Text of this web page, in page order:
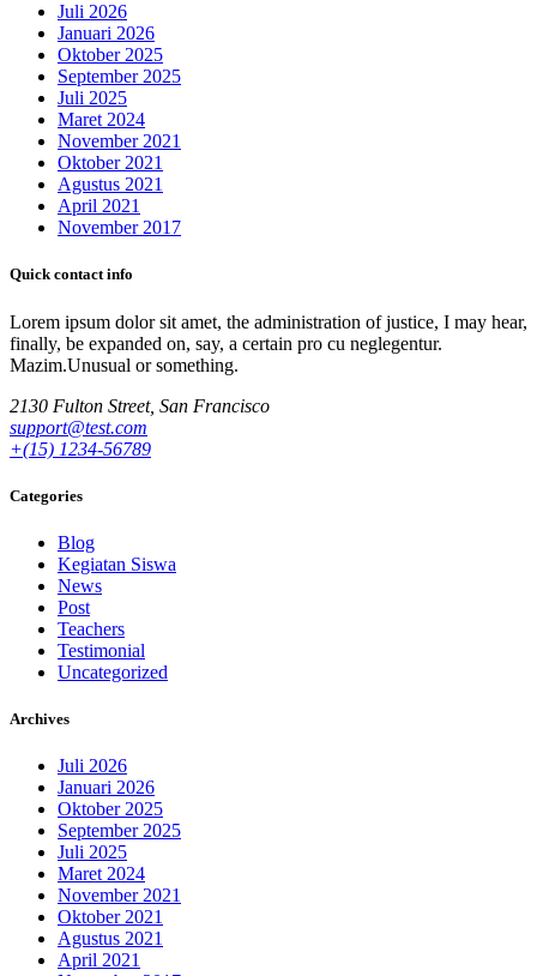
Juli 2026
Januari 2026
Oktober 2025
September 2025
Juli 2025
Maret 2024
November 2021
Oktober 2021
Agustus 2021
April 2021
November 2017
Quick contact info
Lorem ipsum dolor sit amet, the administration of justice, I may hear,
finally, be expanded on, say, a certain pro cu neglegentur.
Mazim.Unusual or something.
2130 Fulton Street, San Francisco
support@test.com
+(15) 1234-56789
Categories
Blog
Kegiatan Siswa
News
Post
Teachers
Testimonial
Uncategorized
Archives
Juli 2026
Januari 2026
Oktober 2025
September 2025
Juli 2025
Maret 2024
November 2021
Oktober 2021
Agustus 2021
April 2021